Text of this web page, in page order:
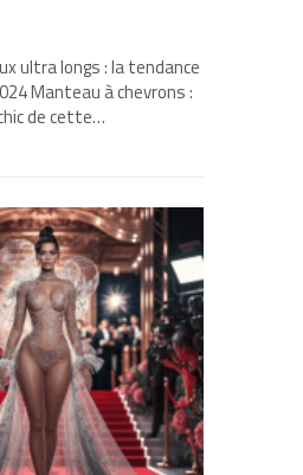
ultra longs : la tendance
Manteau à chevrons :
de cette…